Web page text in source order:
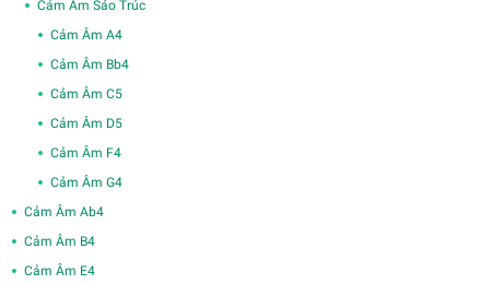
Cảm Âm Sáo Trúc
Cảm Âm A4
Cảm Âm Bb4
Cảm Âm C5
Cảm Âm D5
Cảm Âm F4
Cảm Âm G4
Cảm Âm Ab4
Cảm Âm B4
Cảm Âm E4